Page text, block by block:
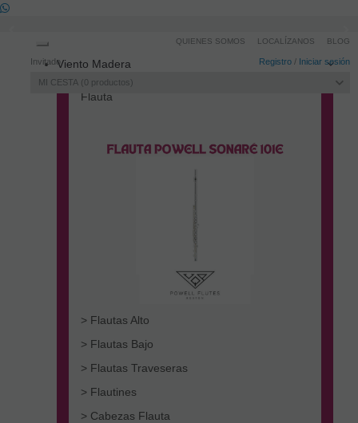
Invitado Registro / Iniciar sesión
MI CESTA 0 productos
QUIENES SOMOS LOCALÍZANOS BLOG
navigation
Viento Madera
Flauta
> Flautas Alto
> Flautas Bajo
> Flautas Traveseras
> Flautines
> Cabezas Flauta